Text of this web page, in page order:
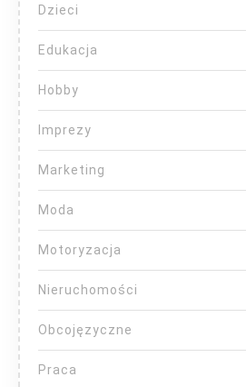
Dzieci
Edukacja
Hobby
Imprezy
Marketing
Moda
Motoryzacja
Nieruchomości
Obcojęzyczne
Praca